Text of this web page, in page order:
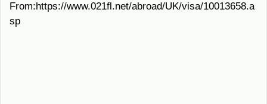
From:https://www.021fl.net/abroad/UK/visa/10013658.a
sp